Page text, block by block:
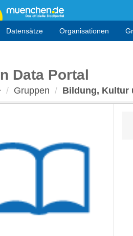
Datensätze Organisationen
Data Portal
Gruppen Bildung, Kultur